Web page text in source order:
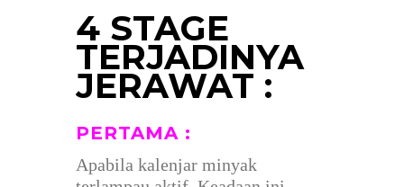
4 STAGE
TERJADINYA
JERAWAT :
PERTAMA :
Apabila kalenjar minyak